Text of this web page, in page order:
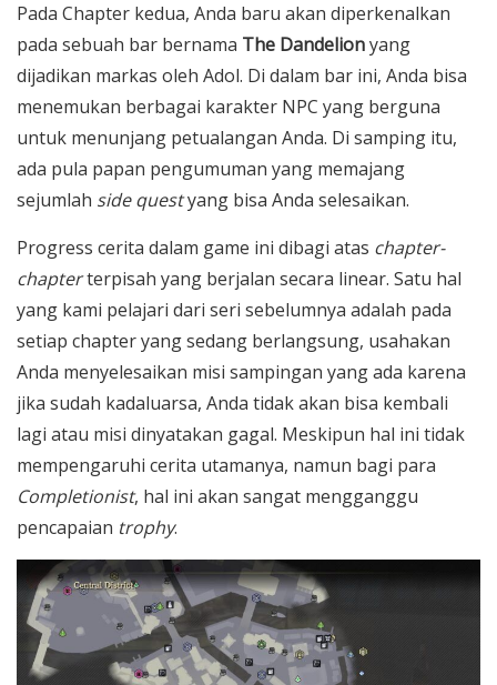
Pada Chapter kedua, Anda baru akan diperkenalkan
pada sebuah bar bernama The Dandelionyang
dijadikan markas oleh Adol. Di dalam bar ini, Anda bisa
menemukan berbagai karakter NPC yang berguna
untuk menunjang petualangan Anda. Di samping itu,
ada pula papan pengumuman yang memajang
sejumlah side questyang bisa Anda selesaikan.
Progress cerita dalam game ini dibagi atas chapter-
chapterterpisah yang berjalan secara linear. Satu hal
yang kami pelajari dari seri sebelumnya adalah pada
setiap chapter yang sedang berlangsung, usahakan
Anda menyelesaikan misi sampingan yang ada karena
jika sudah kadaluarsa, Anda tidak akan bisa kembali
lagi atau misi dinyatakan gagal. Meskipun hal ini tidak
mempengaruhi cerita utamanya, namun bagi para
Completionist, hal ini akan sangat mengganggu
pencapaian trophy.